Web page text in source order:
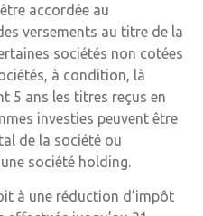
accordée au
versements au titre de la
sociétés non cotées
à condition, là
5 ans les titres reçus en
investies peuvent être
de la société ou
société holding.
à une réduction d’impôt